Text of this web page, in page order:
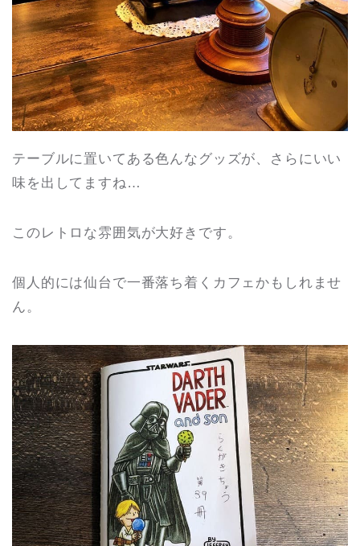
テーブルに置いてある色んなグッズが、さらにいい
味を出してますね…
このレトロな雰囲気が大好きです。
個人的には仙台で一番落ち着くカフェかもしれませ
ん。